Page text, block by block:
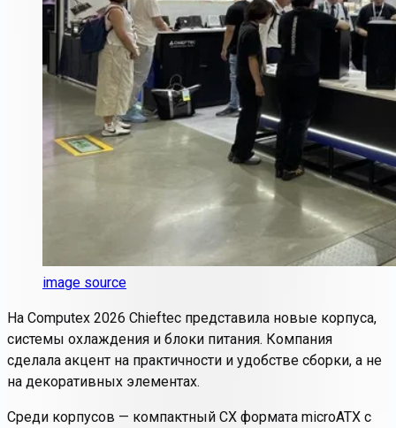
image source
На Computex 2026 Chieftec представила новые корпуса,
системы охлаждения и блоки питания. Компания
сделала акцент на практичности и удобстве сборки, а не
на декоративных элементах.
Среди корпусов — компактный CX формата microATX с